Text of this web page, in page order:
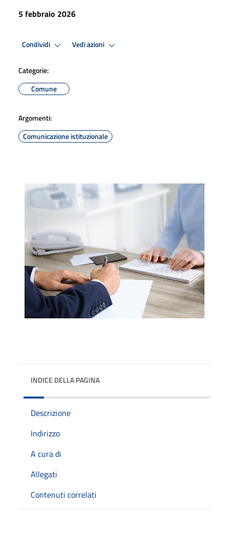
5 febbraio 2026
Condividi Vedi azioni
Categorie:
Comune
Argomenti:
Comunicazione istituzionale
INDICE DELLA PAGINA
Descrizione
Indirizzo
A cura di
Allegati
Contenuti correlati